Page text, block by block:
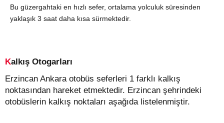
Bu güzergahtaki en hızlı sefer, ortalama yolculuk süresinden
yaklaşık 3 saat daha kısa sürmektedir.
Kalkış Otogarları
Erzincan Ankara otobüs seferleri 1 farklı kalkış
noktasından hareket etmektedir. Erzincan şehrindeki
otobüslerin kalkış noktaları aşağıda listelenmiştir.